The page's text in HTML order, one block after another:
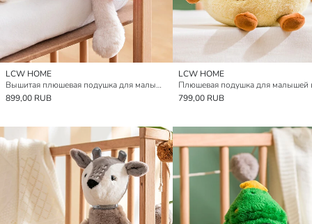
LCW HOME
Вышитая плюшевая подушка для малышей
899,00 RUB
LCW HOME
799,00 RUB